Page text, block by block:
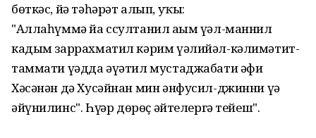
бөткәс, йә тәһәрәт алып, уҡы:
"Аллаһүммә йа ссултанил аҙым үәл-маннил
кадым заррахматил кәрим үәлийәл-кәлимәтит-
таммати үәдда әүәтил мустаджабати әфи
Хәсәнән дә Хусәйнан мин әнфусил-джинни үә
әйүнилинс". Һүҙҙәр дөрөҫ әйтелергә тейеш".